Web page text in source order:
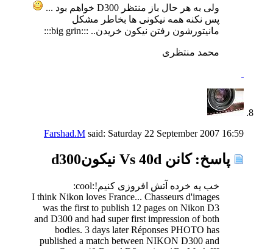
ولی به هر حال باز منتظر D300 خواهم بود ...
پس نکنه همه نیکونی ها بخاطر مشکل
مانیتورشون رفتن نیکون خریدن.. :::big grin:::
محمد منتظری
Farshad.M said: Saturday 22 September 2007 16:59
پاسخ: كانن Vs 40d نیكونd300
خب یه خرده آتش افروزی کنیم!:cool:
I think Nikon loves France... Chasseurs d'images
was the first to publish 12 pages on Nikon D3
and D300 and had super first impression of both
bodies. 3 days later Réponses PHOTO has
published a match between NIKON D300 and